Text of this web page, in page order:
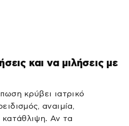
και να μιλήσεις με
κρύβει ιατρικό
αναιμία,
Αν τα